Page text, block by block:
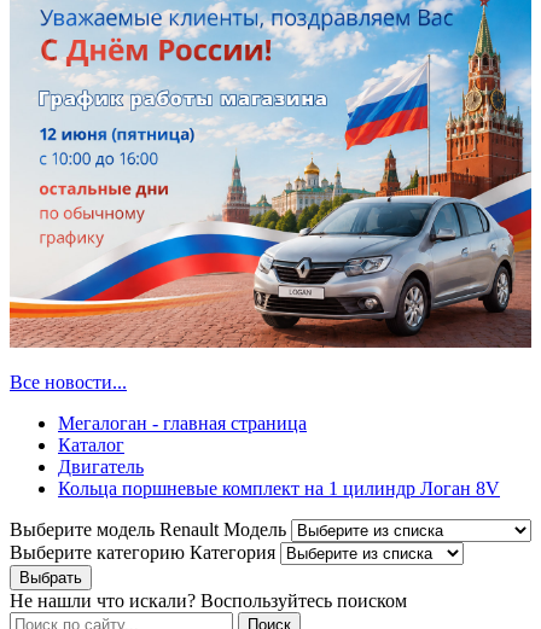
Все новости...
Мегалоган - главная страница
Каталог
Двигатель
Кольца поршневые комплект на 1 цилиндр Логан 8V
Выберите модель Renault Модель
Выберите категорию Категория
Не нашли что искали? Воспользуйтесь поиском